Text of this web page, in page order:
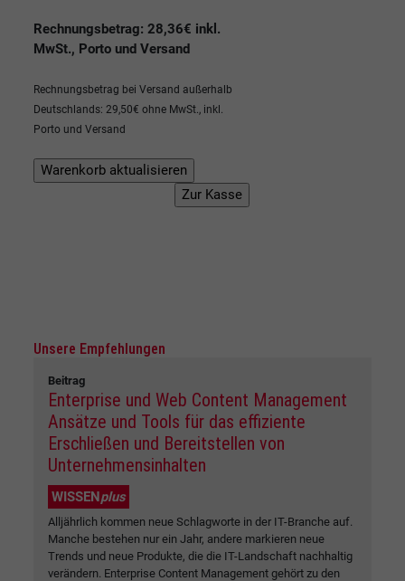
Rechnungsbetrag: 28,36€ inkl.
MwSt., Porto und Versand
Rechnungsbetrag bei Versand außerhalb
Deutschlands: 29,50€ ohne MwSt., inkl.
Porto und Versand
Unsere Empfehlungen
Beitrag
Enterprise und Web Content Management
Ansätze und Tools für das effiziente
Erschließen und Bereitstellen von
Unternehmensinhalten
WISSENplus
Alljährlich kommen neue Schlagworte in der IT-Branche auf.
Manche bestehen nur ein Jahr, andere markieren neue
Trends und neue Produkte, die die IT-Landschaft nachhaltig
verändern. Enterprise Content Management gehört zu den